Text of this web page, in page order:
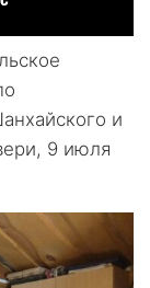
и
9 июля